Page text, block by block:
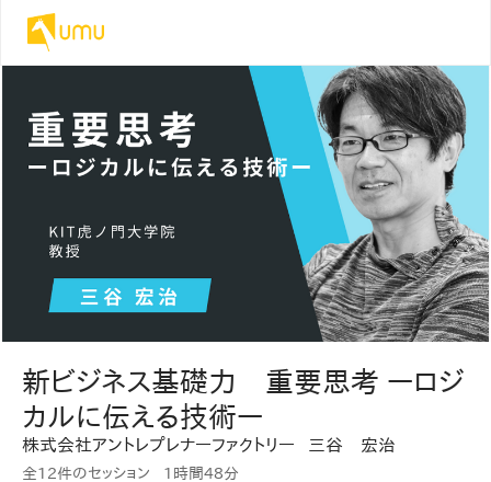
新ビジネス基礎力 重要思考 ーロジ
カルに伝える技術ー
株式会社アントレプレナーファクトリー 三谷 宏治
全12件のセッション 1時間48分